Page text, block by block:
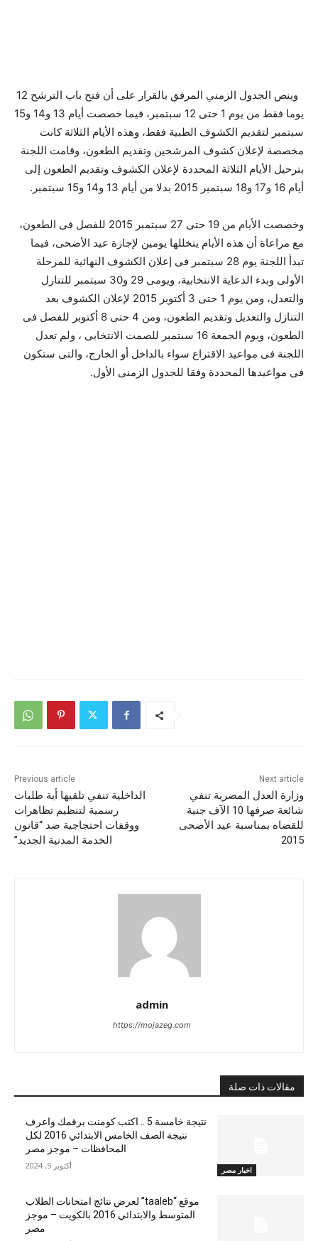
وينص الجدول الزمني المرفق بالقرار على أن فتح باب الترشح 12
يوما فقط من يوم 1 حتى 12 سبتمبر، فيما خصصت أيام 13 و14 و15
سبتمبر لتقديم الكشوف الطبية فقط، وهذه الأيام الثلاثة كانت
مخصصة لإعلان كشوف المرشحين وتقديم الطعون، وقامت اللجنة
بترحيل الأيام الثلاثة المحددة لإعلان الكشوف وتقديم الطعون إلى
أيام 16 و17 و18 سبتمبر 2015 بدلا من أيام 13 و14 و15 سبتمبر.
وخصصت الأيام من 19 حتى 27 سبتمبر 2015 للفصل فى الطعون،
مع مراعاة أن هذه الأيام يتخللها يومين لإجازة عيد الأضحى، فيما
تبدأ اللجنة يوم 28 سبتمبر فى إعلان الكشوف النهائية للمرحلة
الأولى وبدء الدعاية الانتخابية، ويومى 29 و30 سبتمبر للتنازل
والتعدل، ومن يوم 1 حتى 3 أكتوبر 2015 لإعلان الكشوف بعد
التنازل والتعديل وتقديم الطعون، ومن 4 حتى 8 أكتوبر للفصل فى
الطعون، ويوم الجمعة 16 سبتمبر للصمت الانتخابى ، ولم تعدل
اللجنة فى مواعيد الاقتراع سواء بالداخل أو الخارج، والتى ستكون
فى مواعيدها المحددة وفقا للجدول الزمنى الأول.
Previous article
الداخلية تنفي تلقيها أية طلبات
رسمية لتنظيم تظاهرات
ووقفات احتجاجية ضد “قانون
الخدمة المدنية الجديد”
Next article
وزارة العدل المصرية تنفي
شائعة صرفها 10 الآف جنية
للقضاه بمناسبة عيد الأضحى
2015
admin
https://mojazeg.com
مقالات ذات صلة
اخبار مصر
نتيجة خامسة 5 .. اكتب كومنت برقمك واعرف
نتيجة الصف الخامس الابتدائي 2016 لكل
المحافظات – موجز مصر
أكتوبر 5, 2024
موقع “taaleb” لعرض نتائج امتحانات الطلاب
المتوسط والابتدائي 2016 بالكويت – موجز
مصر